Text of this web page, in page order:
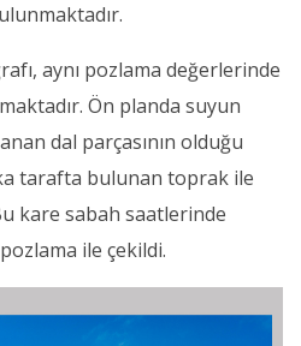
aynı pozlama değerlerinde
Ön planda suyun
dal parçasının olduğu
tarafta bulunan toprak ile
kare sabah saatlerinde
ile çekildi.